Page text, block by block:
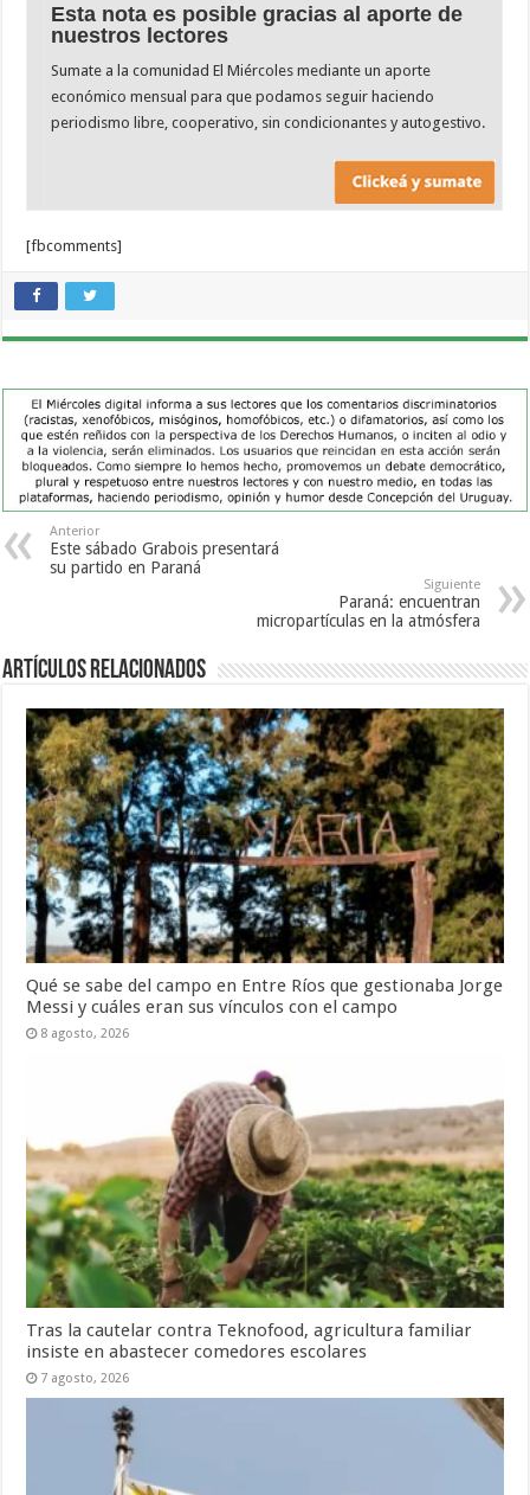
Esta nota es posible gracias al aporte de
nuestros lectores
Sumate a la comunidad El Miércoles mediante un aporte
económico mensual para que podamos seguir haciendo
periodismo libre, cooperativo, sin condicionantes y autogestivo.
[fbcomments]
Anterior
Este sábado Grabois presentará
su partido en Paraná
Siguiente
Paraná: encuentran
micropartículas en la atmósfera
Artículos Relacionados
Qué se sabe del campo en Entre Ríos que gestionaba Jorge
Messi y cuáles eran sus vínculos con el campo
8 agosto, 2026
Tras la cautelar contra Teknofood, agricultura familiar
insiste en abastecer comedores escolares
7 agosto, 2026